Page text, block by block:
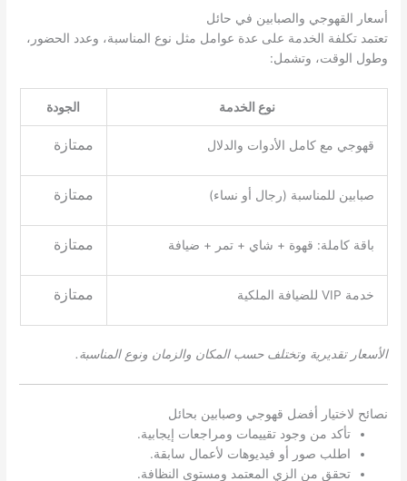
أسعار القهوجي والصبابين في حائل
تعتمد تكلفة الخدمة على عدة عوامل مثل نوع المناسبة، وعدد الحضور،
وطول الوقت، وتشمل:
نوع الخدمة الجودة
قهوجي مع كامل الأدوات والدلال ممتازة
صبابين للمناسبة (رجال أو نساء) ممتازة
باقة كاملة: قهوة + شاي + تمر + ضيافة ممتازة
خدمة VIP للضيافة الملكية ممتازة
الأسعار تقديرية وتختلف حسب المكان والزمان ونوع المناسبة.
نصائح لاختيار أفضل قهوجي وصبابين بحائل
تأكد من وجود تقييمات ومراجعات إيجابية.
اطلب صور أو فيديوهات لأعمال سابقة.
تحقق من الزي المعتمد ومستوى النظافة.